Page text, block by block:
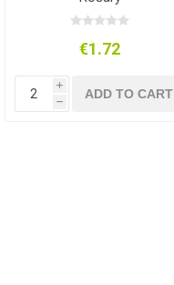
€1.72
i
h
ADD TO CART